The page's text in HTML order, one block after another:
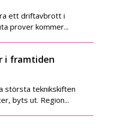
ett driftavbrott i
prover kommer...
i framtiden
största teknikskiften
byts ut. Region...